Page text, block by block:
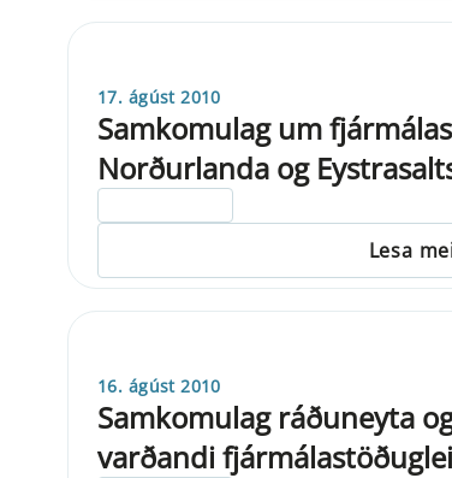
17. ágúst 2010
Samkomulag um
Norðurlanda og
Lesa
16. ágúst 2010
Samkomulag ráðuneyta
varðandi